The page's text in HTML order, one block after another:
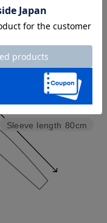
Sleeve length 80cm